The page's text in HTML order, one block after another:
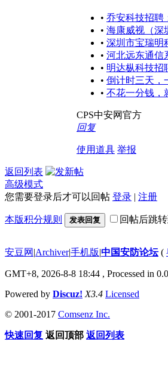
• 乔安科技招聘
• 海康威视（深
• 深圳市宝瑞明
• 河北远东通信
• 明达枞科技招
• 倒计时三天，
• 不花一分钱，
CPS中安网官方
回复
使用道具 举报
返回列表
高级模式
您需要登录后才可以回帖 登录 | 注册
本版积分规则 发表回复 回帖后跳
安豆网 |Archiver|手机版|中国安防论坛(
GMT+8, 2026-8-8 18:44 , Processed in
Powered by Discuz! X3.4 Licensed
© 2001-2017 Comsenz Inc.
快速回复 返回顶部 返回列表